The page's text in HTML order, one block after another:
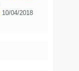
10/04/2018